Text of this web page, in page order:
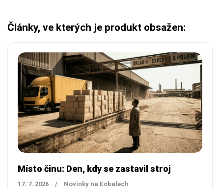
Články, ve kterých je produkt obsažen:
Místo činu: Den, kdy se zastavil stroj
17. 7. 2026 / Novinky na Eobalech